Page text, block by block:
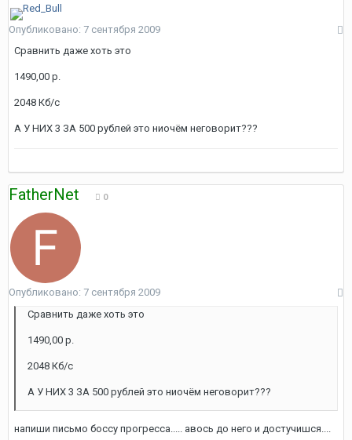
Опубликовано: 7 сентября 2009
Сравнить даже хоть это
1490,00 р.
2048 Кб/с
А У НИХ 3 ЗА 500 рублей это ниочём неговорит???
FatherNet 0
Опубликовано: 7 сентября 2009
Сравнить даже хоть это
1490,00 р.
2048 Кб/с
А У НИХ 3 ЗА 500 рублей это ниочём неговорит???
напиши письмо боссу прогресса..... авось до него и достучишся....